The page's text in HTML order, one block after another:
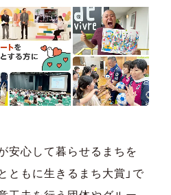
安心して暮らせるまちを
ともに生きるまち大賞」で